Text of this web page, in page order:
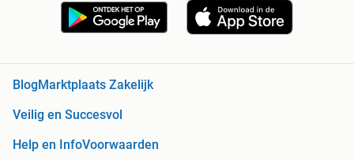
BlogMarktplaats Zakelijk
Veilig en Succesvol
Help en InfoVoorwaarden